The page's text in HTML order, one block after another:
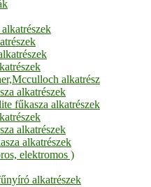
alkatrész
alkatrészek
fűkasza alkatrészek
alkatrészek
alkatrészek
elektromos )
alkatrészek